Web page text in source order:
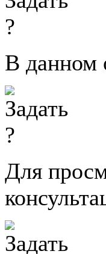
В данном
Для